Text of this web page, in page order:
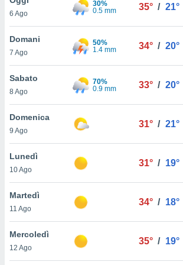
è
al sito
di
ci
di
il
un
la
nella
6 Ago
30%
0.5 mm
35° / 21°
Domani
7 Ago
50%
1.4 mm
34° / 20°
Sabato
8 Ago
70%
0.9 mm
33° / 20°
Domenica
9 Ago
31° / 21°
Lunedì
10 Ago
31° / 19°
Martedì
11 Ago
34° / 18°
Mercoledì
12 Ago
35° / 19°